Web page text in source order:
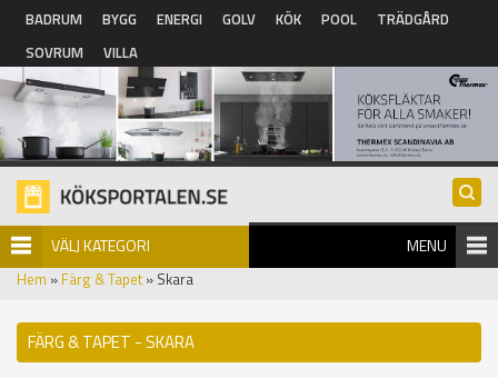
Hoppa till huvudinnehåll
BADRUM BYGG ENERGI GOLV KÖK POOL
TRÄDGÅRD
SOVRUM
VILLA
VÄLJ KATEGORI MENU
Hem » Färg & Tapet» Skara
FÄRG & TAPET - SKARA